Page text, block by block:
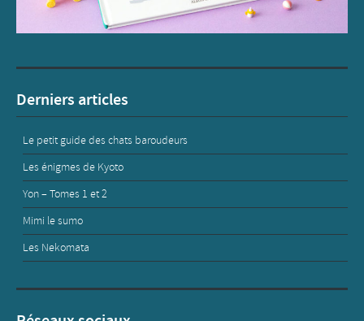
Derniers articles
Le petit guide des chats baroudeurs
Les énigmes de Kyoto
Yon – Tomes 1 et 2
Mimi le sumo
Les Nekomata